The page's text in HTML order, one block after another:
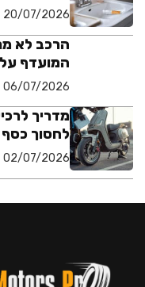
20/07/2026
הרכב לא
המועדף
06/07/2026
מדריך
לחסוך כסף
02/07/2026